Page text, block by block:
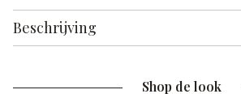
Beschrijving
Shop de look